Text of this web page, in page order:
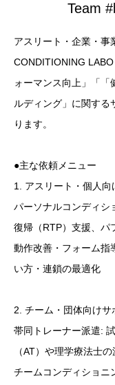
Team
アスリート・企業・事
CONDITIONING
ォーマンス向上」「「
ルディング」に関する
ります。
●主な依頼メニュー
1. アスリート・個人向
パーソナルコンディシ
復帰（RTP）支援、パ
動作改善・フォーム指
い方・連鎖の最適化
2. チーム・団体向けサ
帯同トレーナー派遣:
（AT）や理学療法士の
チームコンディショニ